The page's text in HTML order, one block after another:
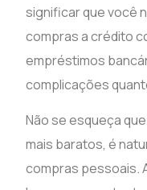
significar que você
compras a crédito
empréstimos
complicações
Não se esqueça
mais baratos, é
compras pessoais.